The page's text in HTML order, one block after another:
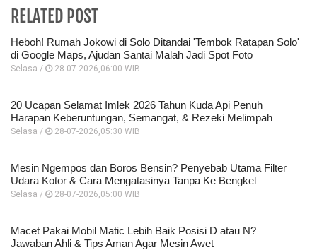
RELATED POST
Heboh! Rumah Jokowi di Solo Ditandai 'Tembok Ratapan Solo'
di Google Maps, Ajudan Santai Malah Jadi Spot Foto
Selasa / 28-07-2026,06:00 WIB
20 Ucapan Selamat Imlek 2026 Tahun Kuda Api Penuh
Harapan Keberuntungan, Semangat, & Rezeki Melimpah
Selasa / 28-07-2026,05:30 WIB
Mesin Ngempos dan Boros Bensin? Penyebab Utama Filter
Udara Kotor & Cara Mengatasinya Tanpa Ke Bengkel
Selasa / 28-07-2026,05:00 WIB
Macet Pakai Mobil Matic Lebih Baik Posisi D atau N?
Jawaban Ahli & Tips Aman Agar Mesin Awet